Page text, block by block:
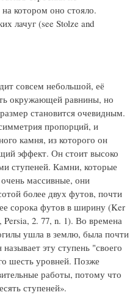
котором оно стояло.
лачуг (see Stolze and
совсем небольшой, её
окружающей равнины, но
становится очевидным.
пропорций, и
камня, из которого он
эффект. Он стоит высоко
ступеней. Камни, которые
массивные, они
более двух футов, почти
сорока футов в ширину (Ker
Persia, 2. 77, n. 1). Во времена
ушла в землю, была почти
эту ступень "своего
шесть уровней. Позже
работы, потому что
ступеней».